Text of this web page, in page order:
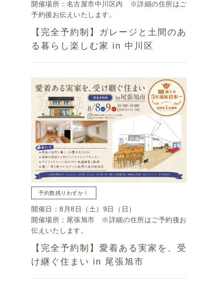
開催場所：名古屋市中川区内 ※詳細の住所はご
予約後お伝えいたします。
【完全予約制】ガレージと土間のあ
る暮らし楽しむ家 in 中川区
予約数残りわずか！
開催日：8月8日（土）9日（日）
開催場所：尾張旭市 ※詳細の住所はご予約後お
伝えいたします。
【完全予約制】愛着ある実家を、受
け継ぐ住まい in 尾張旭市